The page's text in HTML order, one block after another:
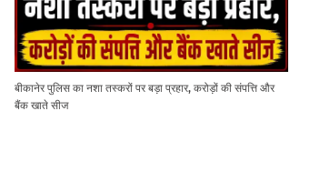
बीकानेर पुलिस का नशा तस्करों पर बड़ा प्रहार, करोड़ों की संपत्ति और
बैंक खाते सीज